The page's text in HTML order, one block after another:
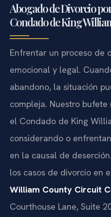
Abogado de Divorcio
Condado de King
Enfrentar un proceso de
emocional y legal.
abandono, la situación
compleja. Nuestro
el Condado de King
considerando o
en la causal de
los casos de divorcio en
William County Circuit
Courthouse Lane, Suite